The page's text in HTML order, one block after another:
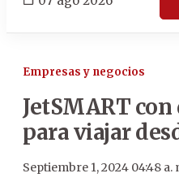
Empresas y negocios
JetSMART
para viajar
Septiembre 1, 2024 04:48 a.